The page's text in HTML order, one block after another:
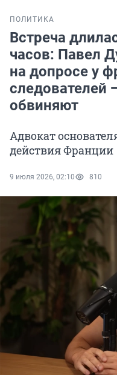
ПОЛИТИКА
Встреча
часов: Павел
на допросе у
следователей
обвиняют
Адвокат
действия Франции
9 июля 2026, 02:10 810